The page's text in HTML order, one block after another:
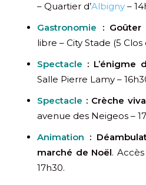
– Quartier d’Albigny –
Gastronomie : Goûter
libre – City Stade (5 Clos
Spectacle : L’énigme
Salle Pierre Lamy –
Spectacle : Crèche
avenue des Neigeos –
Animation :
marché de Noël.
17h30.